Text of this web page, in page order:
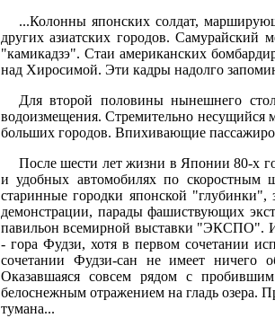
...Колонны японских солдат,
других азиатских городов.
"камикадзэ". Стаи американских
над Хиросимой. Эти кадры надолго
Для второй половины нынешнего
водоизмещения. Стремительно несущийся
больших городов. Впихивающие
После шести лет жизни в Японии 80-х
и удобных автомобилях по скоростным
старинные городки японской
демонстрации, парады фашиствующих
павильон всемирной выставки "ЭКСПО".
- гора Фудзи, хотя в первом сочетании
сочетании Фудзи-сан не имеет
Оказавшаяся совсем рядом с
белоснежным отражением на гладь озера.
тумана...